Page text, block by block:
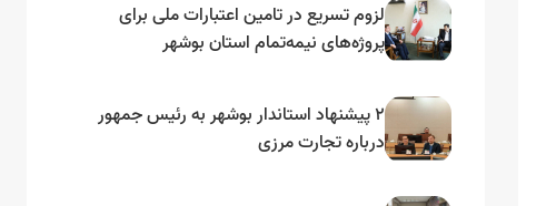
لزوم تسریع در تامین اعتبارات ملی برای
پروژه‌های نیمه‌تمام استان بوشهر
۲ پیشنهاد استاندار بوشهر به رئیس جمهور
درباره تجارت مرزی